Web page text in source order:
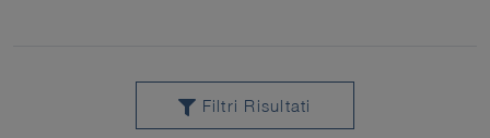
Filtri Risultati